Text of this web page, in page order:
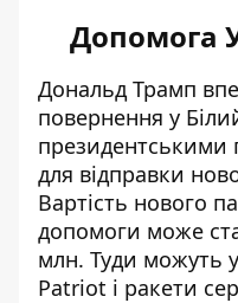
Допомога
Дональд Трамп
повернення у
президентськими
для відправки
Вартість нового
допомоги може
млн. Туди можуть
Patriot і ракети